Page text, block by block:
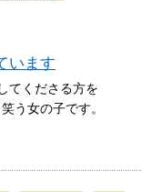
います
てくださる方を
う女の子です。